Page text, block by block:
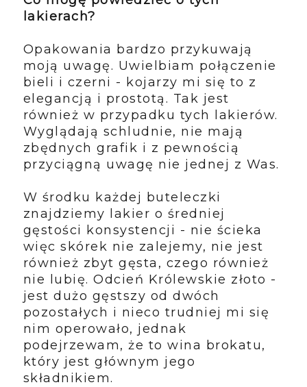
lakierach?
Opakowania bardzo przykuwają
moją uwagę. Uwielbiam połączenie
bieli i czerni - kojarzy mi się to z
elegancją i prostotą. Tak jest
również w przypadku tych lakierów.
Wyglądają schludnie, nie mają
zbędnych grafik i z pewnością
przyciągną uwagę nie jednej z Was.
W środku każdej buteleczki
znajdziemy lakier o średniej
gęstości konsystencji - nie ścieka
więc skórek nie zalejemy, nie jest
również zbyt gęsta, czego również
nie lubię. Odcień Królewskie złoto -
jest dużo gęstszy od dwóch
pozostałych i nieco trudniej mi się
nim operowało, jednak
podejrzewam, że to wina brokatu,
który jest głównym jego
składnikiem.